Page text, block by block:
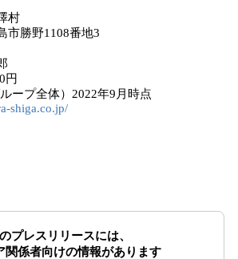
村
勝野1108番地3
円
ープ全体）2022年9月時点
shiga.co.jp/
プレスリリースには、
関係者向けの情報があります